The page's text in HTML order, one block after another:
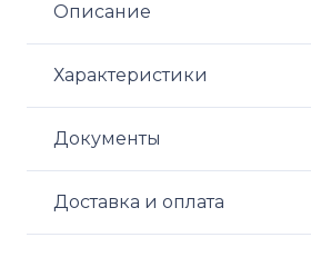
Описание
Характеристики
Документы
Доставка и оплата